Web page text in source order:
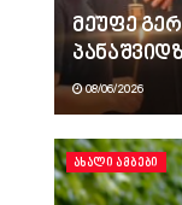
მეუფე
08/06/2026
ᲐᲮᲐᲚᲘ ᲐᲛᲑᲔᲑᲘ